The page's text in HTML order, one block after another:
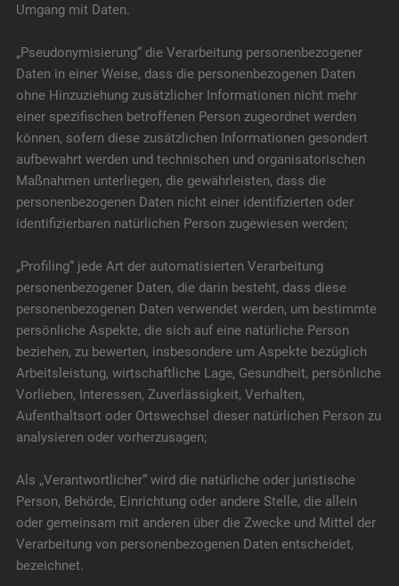
Umgang mit Daten.
„Pseudonymisierung“ die Verarbeitung personenbezogener
Daten in einer Weise, dass die personenbezogenen Daten
ohne Hinzuziehung zusätzlicher Informationen nicht mehr
einer spezifischen betroffenen Person zugeordnet werden
können, sofern diese zusätzlichen Informationen gesondert
aufbewahrt werden und technischen und organisatorischen
Maßnahmen unterliegen, die gewährleisten, dass die
personenbezogenen Daten nicht einer identifizierten oder
identifizierbaren natürlichen Person zugewiesen werden;
„Profiling“ jede Art der automatisierten Verarbeitung
personenbezogener Daten, die darin besteht, dass diese
personenbezogenen Daten verwendet werden, um bestimmte
persönliche Aspekte, die sich auf eine natürliche Person
beziehen, zu bewerten, insbesondere um Aspekte bezüglich
Arbeitsleistung, wirtschaftliche Lage, Gesundheit, persönliche
Vorlieben, Interessen, Zuverlässigkeit, Verhalten,
Aufenthaltsort oder Ortswechsel dieser natürlichen Person zu
analysieren oder vorherzusagen;
Als „Verantwortlicher“ wird die natürliche oder juristische
Person, Behörde, Einrichtung oder andere Stelle, die allein
oder gemeinsam mit anderen über die Zwecke und Mittel der
Verarbeitung von personenbezogenen Daten entscheidet,
bezeichnet.